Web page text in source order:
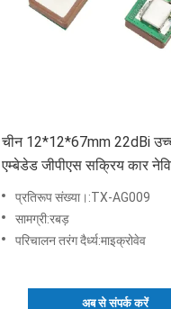
चीन 12*12*67mm 22dBi
एम्बेडेड जीपीएस सक्रिय कार
आंतरिक पैच जीपीएस एंटीना
प्रतिरूप संख्या।:TX-AG009
सामग्री:रबड़
परिचालन तरंग दैर्ध्य:माइक्रोवेव
अब से संपर्क करें